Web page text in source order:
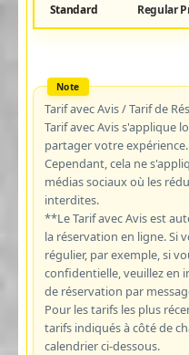
Standard Regular
Tarif avec Avis / Tarif de
Tarif avec Avis s'applique
partager votre expérience.
Cependant, cela ne
médias sociaux où les
interdites.
**Le Tarif avec Avis est
la réservation en ligne. Si
régulier, par exemple, si
confidentielle, veuillez en
de réservation par
Pour les tarifs les plus
tarifs indiqués à côté de
calendrier ci-dessous.